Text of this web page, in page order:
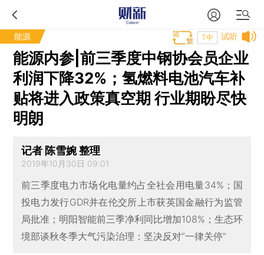
能源 试听
T中
能源内参|前三季度中钢协会员企业
利润下降32%；氢燃料电池汽车补
贴将进入政策真空期 行业期盼尽快
明朗
记者 陈雪婉 整理
2019年10月30日 09:01
前三季度电力市场化电量约占全社会用电量34%；国
投电力发行GDR并在伦交所上市获英国金融行为监管
局批准；明阳智能前三季净利同比增加108%；生态环
境部谈秋冬季大气污染治理：坚决反对“一律关停”